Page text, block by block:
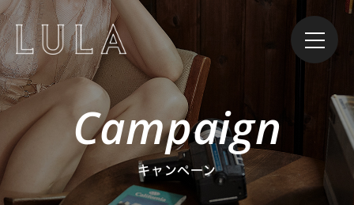
Campaign
キャンペーン